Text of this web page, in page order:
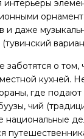
интерьеры
и даже
заботятся о том,
кухней.
где
чий
национальные